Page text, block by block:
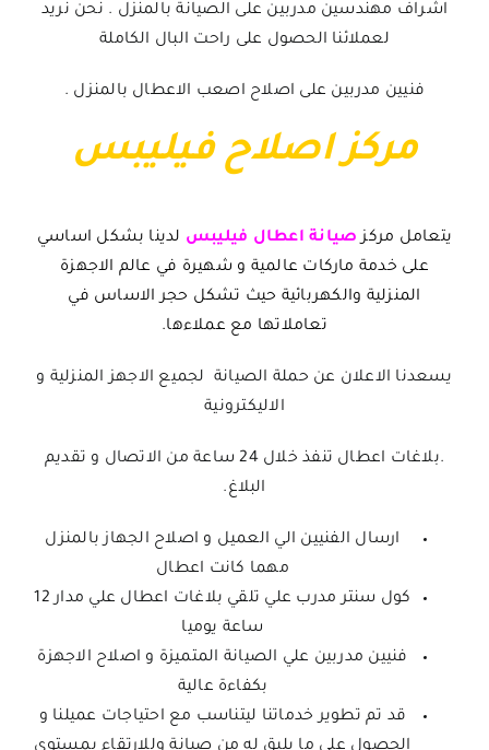
اشراف مهندسين مدربين على الصيانة بالمنزل . نحن نريد
لعملائنا الحصول على راحت البال الكاملة
فنيين مدربين على اصلاح اصعب الاعطال بالمنزل .
مركز اصلاح فيليبس
يتعامل مركزصيانة اعطال فيليبس لدينا بشكل اساسي
على خدمة ماركات عالمية و شهيرة في عالم الاجهزة
المنزلية والكهربائية حيث تشكل حجر الاساس في
تعاملاتها مع عملاءها.
يسعدنا الاعلان عن حملة الصيانة لجميع الاجهز المنزلية و
الاليكترونية
.بلاغات اعطال تنفذ خلال 24 ساعة من الاتصال و تقديم
البلاغ.
ارسال الفنيين الي العميل و اصلاح الجهاز بالمنزل
مهما كانت اعطال
كول سنتر مدرب علي تلقي بلاغات اعطال علي مدار 12
ساعة يوميا
فنيين مدربين علي الصيانة المتميزة و اصلاح الاجهزة
بكفاءة عالية
قد تم تطوير خدماتنا ليتناسب مع احتياجات عميلنا و
الحصول على ما يليق له من صيانة وللارتقاء بمستوي